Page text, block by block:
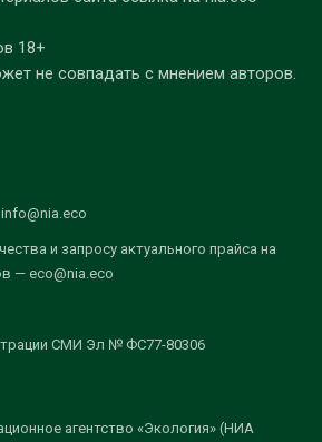
18+
не совпадать с мнением авторов.
и запросу актуального прайса на
— eco@nia.eco
СМИ Эл № ФС77-80306
агентство «Экология» (НИА